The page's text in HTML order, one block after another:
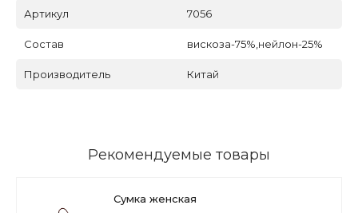
Артикул 7056
Состав вискоза-75%,нейлон-25%
Производитель Китай
Рекомендуемые товары
Сумка женская